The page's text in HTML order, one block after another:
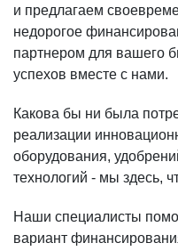
и предлагаем
недорогое
партнером для вашего
успехов вместе с нами.
Какова бы ни была
реализации
оборудования,
технологий - мы здесь,
Наши специалисты
вариант